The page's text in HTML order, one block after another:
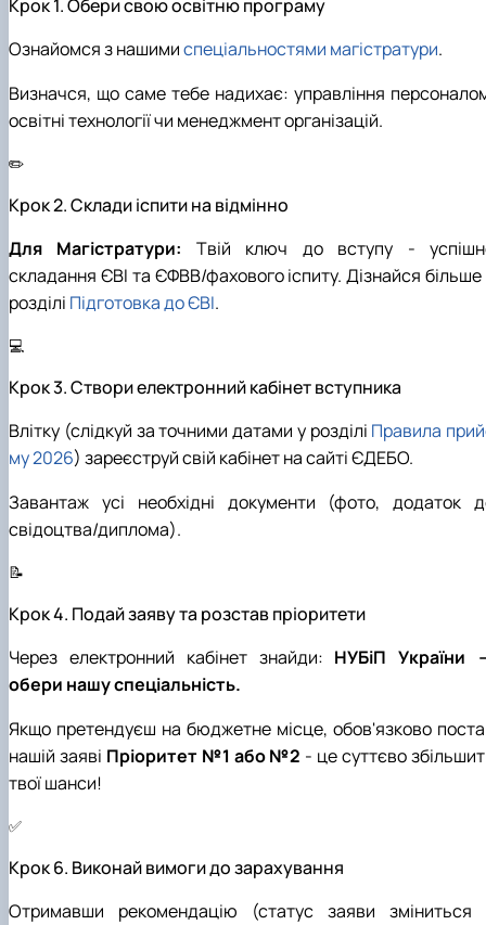
Крок 1. Обери свою освітню програму
Ознайомся з нашимиспеціальностями магістратури.
Визначся, що саме тебе надихає: управління
освітні технології чи менеджмент організацій.
✏️
Крок 2. Склади іспити на відмінно
Для Магістратури: Твій ключ до вступу -
складання ЄВІ та ЄФВВ/фахового іспиту. Дізнайся більше
розділі Підготовка до ЄВІ.
💻
Крок 3. Створи електронний кабінет вступника
Влітку (слідкуй за точними датами у розділі Правила
му 2026) зареєструй свій кабінет на сайті ЄДЕБО.
Завантаж усі необхідні документи (фото, додаток
свідоцтва/диплома).
📝
Крок 4. Подай заяву та розстав пріоритети
Через електронний кабінет знайди: НУБіП України
обери нашу спеціальність.
Якщо претендуєш на бюджетне місце, обов'язково
нашій заяві Пріоритет №1 або №2 - це суттєво
твої шанси!
✅
Крок 6. Виконай вимоги до зарахування
Отримавши рекомендацію (статус заяви зміниться